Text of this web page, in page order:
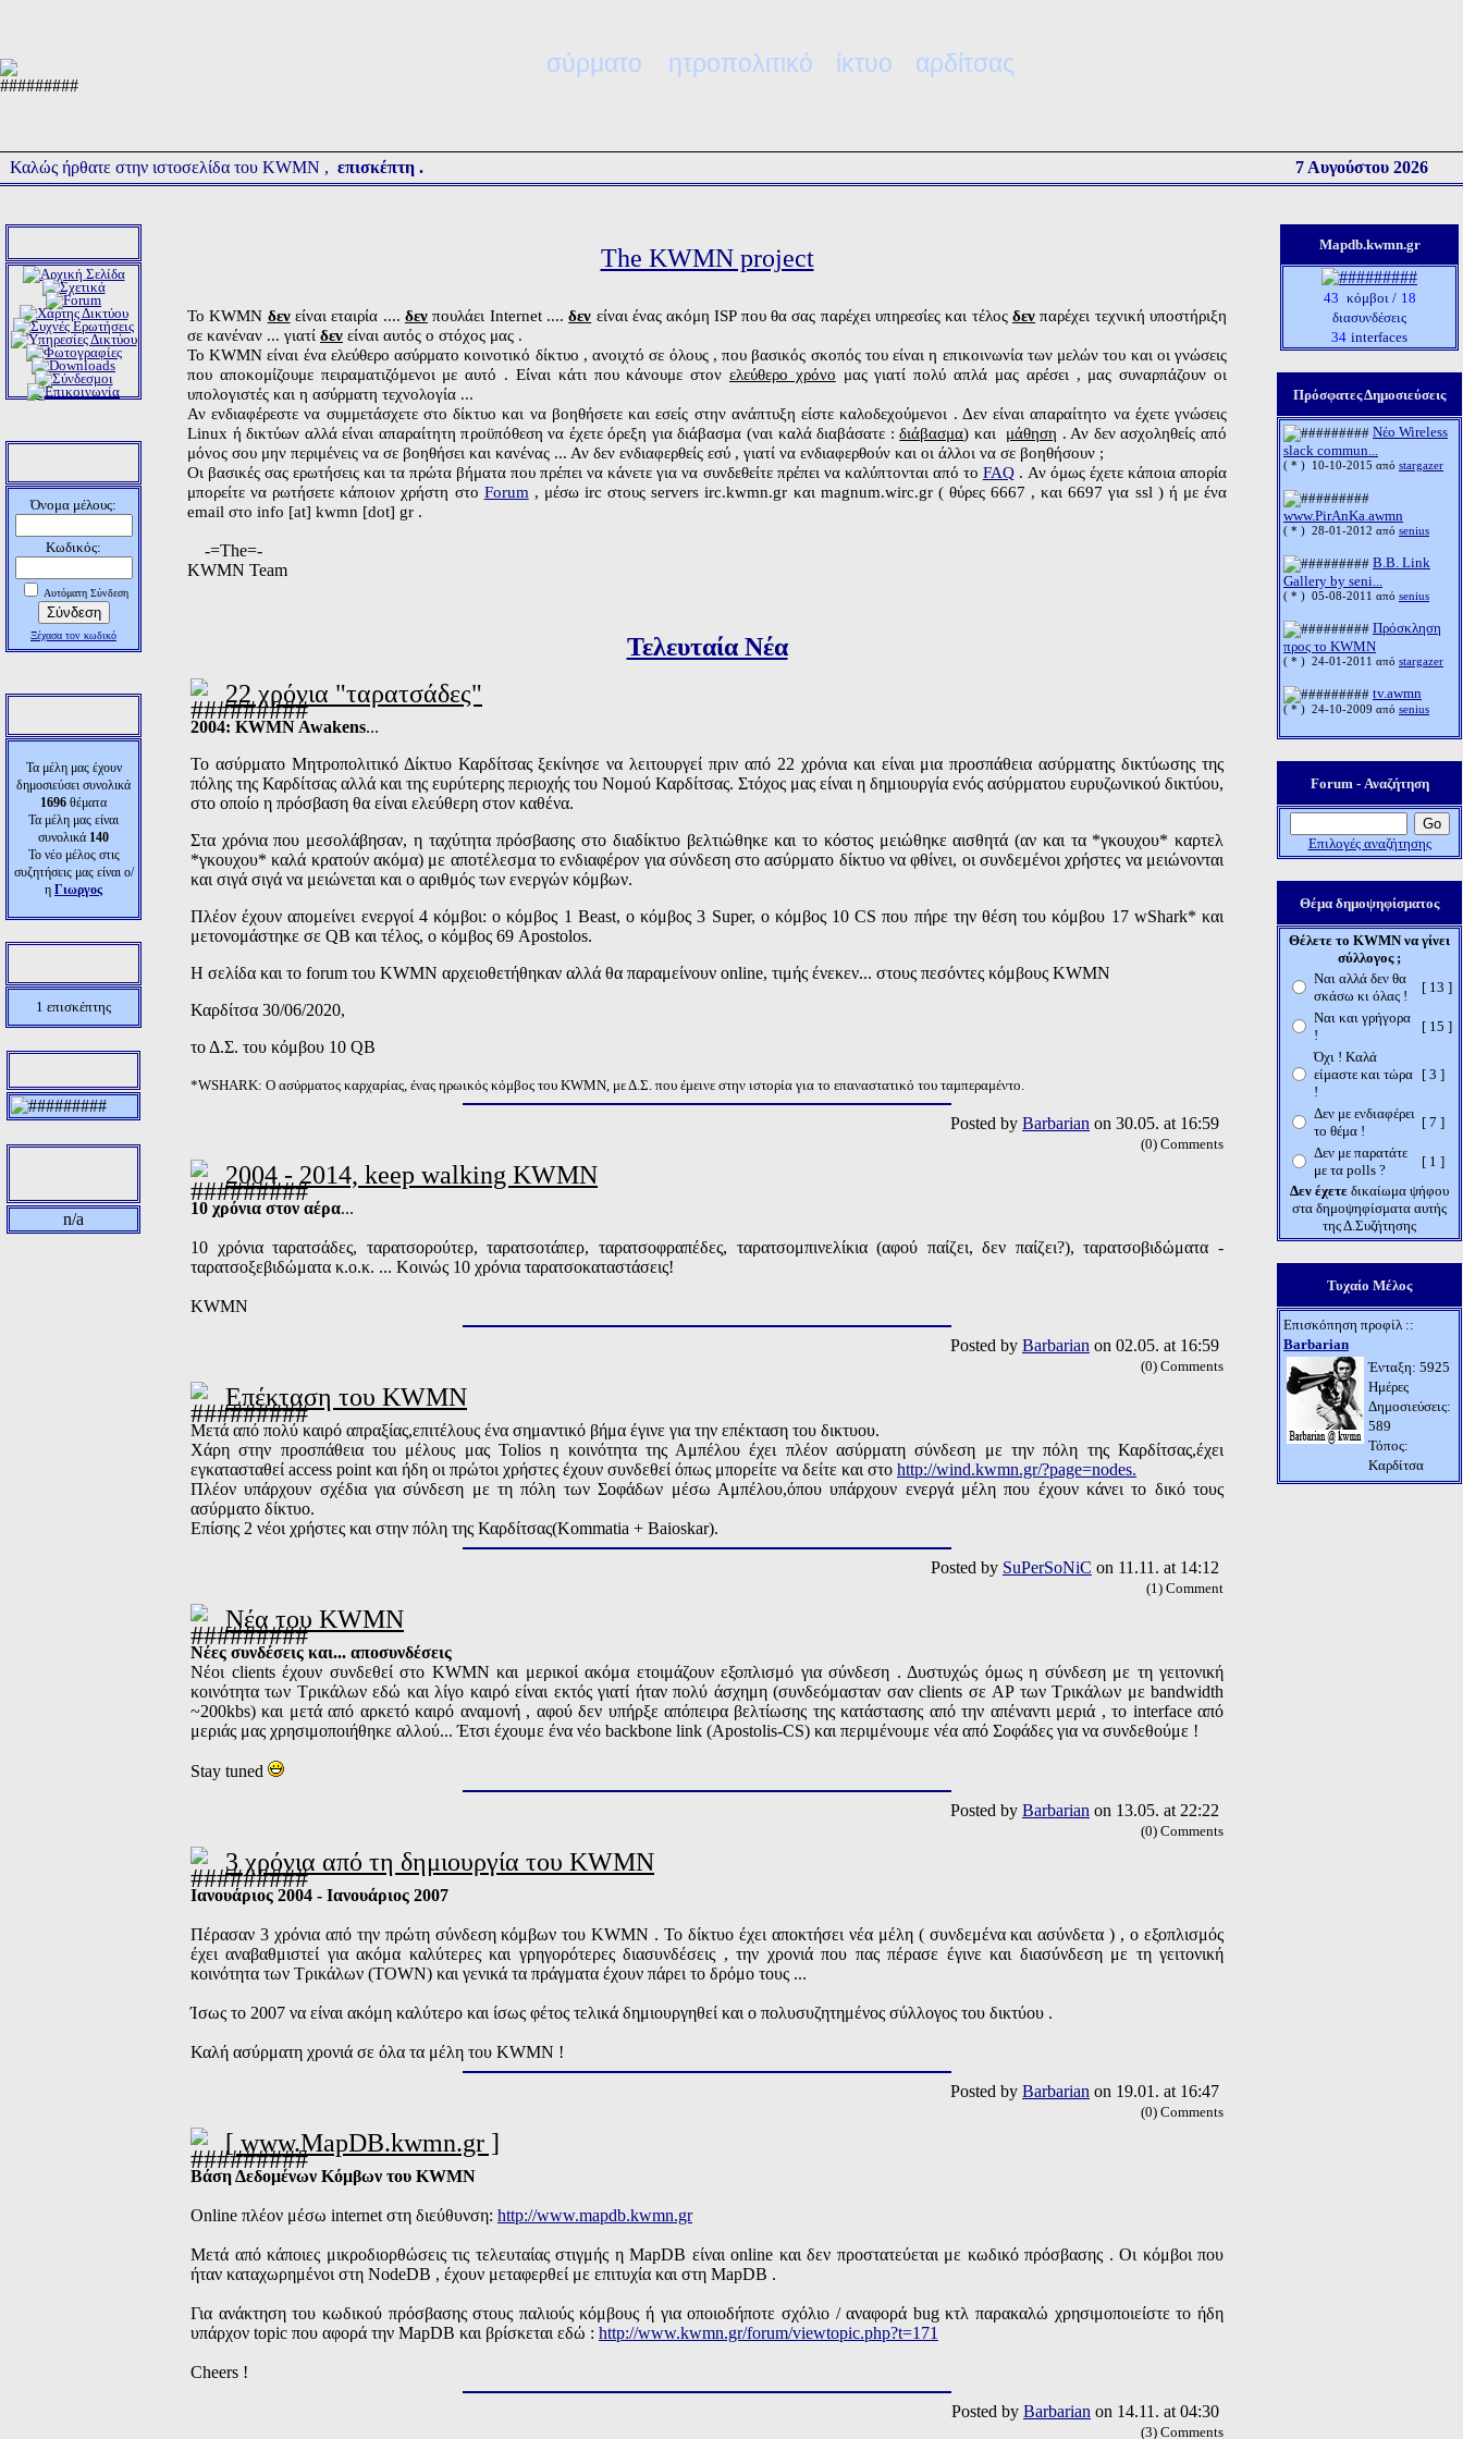
σύρματο ητροπολιτικό ίκτυο
αρδίτσας
Καλώς ήρθατε στην ιστοσελίδα του KWMN , επισκέπτη . 7 Αυγούστου 2026
Όνομα μέλους:
Κωδικός:
Αυτόματη Σύνδεση
Ξέχασα τον κωδικό
Τα μέλη μας έχουν
δημοσιεύσει συνολικά
1696 θέματα
Τα μέλη μας είναι
συνολικά 140
Το νέο μέλος στις
συζητήσεις μας είναι ο/
η Γιωργος
1 επισκέπτης
n/a
The KWMN project
To KWMN δενείναι εταιρία .... δενπουλάει Internet ....δεν είναι ένας ακόμη ISP που θα σας παρέχει υπηρεσίες και τέλοςδεν παρέχει τεχνική υποστήριξη
σε κανέναν ... γιατί δεν είναι αυτός ο στόχος μας .
Το KWMN είναι ένα ελεύθερο ασύρματο κοινοτικό δίκτυο , ανοιχτό σε όλους , που βασικός σκοπός του είναι η επικοινωνία των μελών του και οι γνώσεις
που αποκομίζουμε πειραματιζόμενοι με αυτό . Είναι κάτι που κάνουμε στον ελεύθερο χρόνο μας γιατί πολύ απλά μας αρέσει , μας συναρπάζουν οι
υπολογιστές και η ασύρματη τεχνολογία ...
Αν ενδιαφέρεστε να συμμετάσχετε στο δίκτυο και να βοηθήσετε και εσείς στην ανάπτυξη είστε καλοδεχούμενοι . Δεν είναι απαραίτητο να έχετε γνώσεις
Linux ή δικτύων αλλά είναι απαραίτητη προϋπόθεση να έχετε όρεξη για διάβασμα (ναι καλά διαβάσατε :διάβασμα) και μάθηση . Αν δεν ασχοληθείς από
μόνος σου μην περιμένεις να σε βοηθήσει και κανένας ... Αν δεν ενδιαφερθείς εσύ , γιατί να ενδιαφερθούν και οι άλλοι να σε βοηθήσουν ;
Οι βασικές σας ερωτήσεις και τα πρώτα βήματα που πρέπει να κάνετε για να συνδεθείτε πρέπει να καλύπτονται από το FAQ. Αν όμως έχετε κάποια απορία
μπορείτε να ρωτήσετε κάποιον χρήστη στο Forum , μέσω irc στους servers irc.kwmn.gr και magnum.wirc.gr ( θύρες 6667 , και 6697 για ssl ) ή με ένα
email στο info [at] kwmn [dot] gr .
-=The=-
KWMN Team
Τελευταία Νέα
22 χρόνια "ταρατσάδες"
2004: KWMN Awakens...
Το ασύρματο Μητροπολιτικό Δίκτυο Καρδίτσας ξεκίνησε να λειτουργεί πριν από 22 χρόνια και είναι μια προσπάθεια ασύρματης δικτύωσης της
πόλης της Καρδίτσας αλλά και της ευρύτερης περιοχής του Νομού Καρδίτσας. Στόχος μας είναι η δημιουργία ενός ασύρματου ευρυζωνικού δικτύου,
στο οποίο η πρόσβαση θα είναι ελεύθερη στον καθένα.
Στα χρόνια που μεσολάβησαν, η ταχύτητα πρόσβασης στο διαδίκτυο βελτιώθηκε και το κόστος μειώθηκε αισθητά (αν και τα *γκουχου* καρτελ
*γκουχου* καλά κρατούν ακόμα) με αποτέλεσμα το ενδιαφέρον για σύνδεση στο ασύρματο δίκτυο να φθίνει, οι συνδεμένοι χρήστες να μειώνονται
και σιγά σιγά να μειώνεται και ο αριθμός των ενεργών κόμβων.
Πλέον έχουν απομείνει ενεργοί 4 κόμβοι: ο κόμβος 1 Beast, o κόμβος 3 Super, ο κόμβος 10 CS που πήρε την θέση του κόμβου 17 wShark* και
μετονομάστηκε σε QB και τέλος, ο κόμβος 69 Apostolos.
Η σελίδα και το forum του KWMN αρχειοθετήθηκαν αλλά θα παραμείνουν online, τιμής ένεκεν... στους πεσόντες κόμβους KWMN
Καρδίτσα 30/06/2020,
το Δ.Σ. του κόμβου 10 QB
*WSHARK: O ασύρματος καρχαρίας, ένας ηρωικός κόμβος του KWMN, με Δ.Σ. που έμεινε στην ιστορία για το επαναστατικό του ταμπεραμέντο.
Posted by Barbarian on 30.05. at 16:59
(0) Comments
2004 - 2014, keep walking KWMN
10 χρόνια στον αέρα...
10 χρόνια ταρατσάδες, ταρατσορούτερ, ταρατσοτάπερ, ταρατσοφραπέδες, ταρατσομπινελίκια (αφού παίζει, δεν παίζει?), ταρατσοβιδώματα -
ταρατσοξεβιδώματα κ.ο.κ. ... Κοινώς 10 χρόνια ταρατσοκαταστάσεις!
KWMN
Posted by Barbarian on 02.05. at 16:59
(0) Comments
Επέκταση του KWMN
Μετά από πολύ καιρό απραξίας,επιτέλους ένα σημαντικό βήμα έγινε για την επέκταση του δικτυου.
Χάρη στην προσπάθεια του μέλους μας Tolios η κοινότητα της Αμπέλου έχει πλέον ασύρματη σύνδεση με την πόλη της Καρδίτσας,έχει
εγκατασταθεί access point και ήδη οι πρώτοι χρήστες έχουν συνδεθεί όπως μπορείτε να δείτε και στο http://wind.kwmn.gr/?page=nodes.
Πλέον υπάρχουν σχέδια για σύνδεση με τη πόλη των Σοφάδων μέσω Αμπέλου,όπου υπάρχουν ενεργά μέλη που έχουν κάνει το δικό τους
ασύρματο δίκτυο.
Επίσης 2 νέοι χρήστες και στην πόλη της Καρδίτσας(Kommatia + Baioskar).
Posted by SuPerSoNiC on 11.11. at 14:12
(1) Comment
Νέα του KWMN
Νέες συνδέσεις και... αποσυνδέσεις
Νέοι clients έχουν συνδεθεί στο KWMN και μερικοί ακόμα ετοιμάζουν εξοπλισμό για σύνδεση . Δυστυχώς όμως η σύνδεση με τη γειτονική
κοινότητα των Τρικάλων εδώ και λίγο καιρό είναι εκτός γιατί ήταν πολύ άσχημη (συνδεόμασταν σαν clients σε AP των Τρικάλων με bandwidth
~200kbs) και μετά από αρκετό καιρό αναμονή , αφού δεν υπήρξε απόπειρα βελτίωσης της κατάστασης από την απέναντι μεριά , το interface από
μεριάς μας χρησιμοποιήθηκε αλλού... Έτσι έχουμε ένα νέο backbone link (Apostolis-CS) και περιμένουμε νέα από Σοφάδες για να συνδεθούμε !
Stay tuned
Posted by Barbarian on 13.05. at 22:22
(0) Comments
3 χρόνια από τη δημιουργία του KWMN
Ιανουάριος 2004 - Ιανουάριος 2007
Πέρασαν 3 χρόνια από την πρώτη σύνδεση κόμβων του KWMN . Το δίκτυο έχει αποκτήσει νέα μέλη ( συνδεμένα και ασύνδετα ) , ο εξοπλισμός
έχει αναβαθμιστεί για ακόμα καλύτερες και γρηγορότερες διασυνδέσεις , την χρονιά που πας πέρασε έγινε και διασύνδεση με τη γειτονική
κοινότητα των Τρικάλων (TOWN) και γενικά τα πράγματα έχουν πάρει το δρόμο τους ...
Ίσως το 2007 να είναι ακόμη καλύτερο και ίσως φέτος τελικά δημιουργηθεί και ο πολυσυζητημένος σύλλογος του δικτύου .
Καλή ασύρματη χρονιά σε όλα τα μέλη του KWMN !
Posted by Barbarian on 19.01. at 16:47
(0) Comments
[ www.MapDB.kwmn.gr ]
Βάση Δεδομένων Κόμβων του KWMN
Online πλέον μέσω internet στη διεύθυνση: http://www.mapdb.kwmn.gr
Μετά από κάποιες μικροδιορθώσεις τις τελευταίας στιγμής η MapDB είναι online και δεν προστατεύεται με κωδικό πρόσβασης . Οι κόμβοι που
ήταν καταχωρημένοι στη NodeDB , έχουν μεταφερθεί με επιτυχία και στη MapDB .
Για ανάκτηση του κωδικού πρόσβασης στους παλιούς κόμβους ή για οποιοδήποτε σχόλιο / αναφορά bug κτλ παρακαλώ χρησιμοποιείστε το ήδη
υπάρχον topic που αφορά την MapDB και βρίσκεται εδώ : http://www.kwmn.gr/forum/viewtopic.php?t=171
Cheers !
Posted by Barbarian on 14.11. at 04:30
(3) Comments
Mapdb.kwmn.gr
43 κόμβοι / 18
διασυνδέσεις
34 interfaces
Πρόσφατες Δημοσιεύσεις
Νέο Wireless
slack commun...
( * ) 10-10-2015 από stargazer
www.PirAnKa.awmn
( * ) 28-01-2012 από senius
B.B. Link
Gallery by seni...
( * ) 05-08-2011 από senius
Πρόσκληση
προς το KWMN
( * ) 24-01-2011 από stargazer
tv.awmn
( * ) 24-10-2009 από senius
Forum -Αναζήτηση
Επιλογές αναζήτησης
Θέμα δημοψηφίσματος
Θέλετε το KWMN να γίνει
σύλλογος ;
Ναι αλλά δεν θα
σκάσω κι όλας !
[ 13 ]
Ναι και γρήγορα
!
[ 15 ]
Όχι ! Καλά
είμαστε και τώρα
!
[ 3 ]
Δεν με ενδιαφέρει
το θέμα !
[ 7 ]
Δεν με παρατάτε
με τα polls ?
[ 1 ]
Δεν έχετε δικαίωμα ψήφου
στα δημοψηφίσματα αυτής
της Δ.Συζήτησης
Τυχαίο Μέλος
Επισκόπηση προφίλ ::
Barbarian
Ένταξη: 5925
Ημέρες
Δημοσιεύσεις:
589
Τόπος:
Καρδίτσα